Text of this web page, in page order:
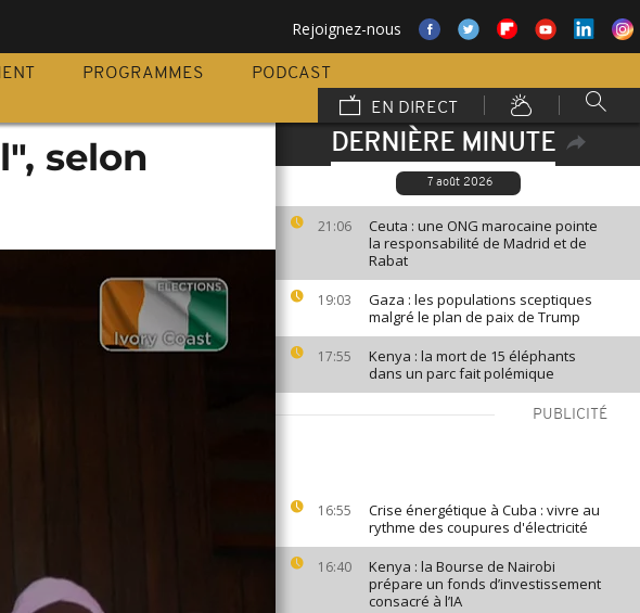
Rejoignez-nous
PROGRAMMES
PODCAST
EN DIRECT
DERNIÈRE MINUTE
7 août 2026
21:06
Ceuta : une ONG marocaine pointe
la responsabilité de Madrid et de
Rabat
19:03
Gaza : les populations sceptiques
malgré le plan de paix de Trump
17:55
Kenya : la mort de 15 éléphants
dans un parc fait polémique
PUBLICITÉ
16:55
Crise énergétique à Cuba : vivre au
rythme des coupures d'électricité
16:40
Kenya : la Bourse de Nairobi
prépare un fonds d’investissement
consacré à l’IA
selon